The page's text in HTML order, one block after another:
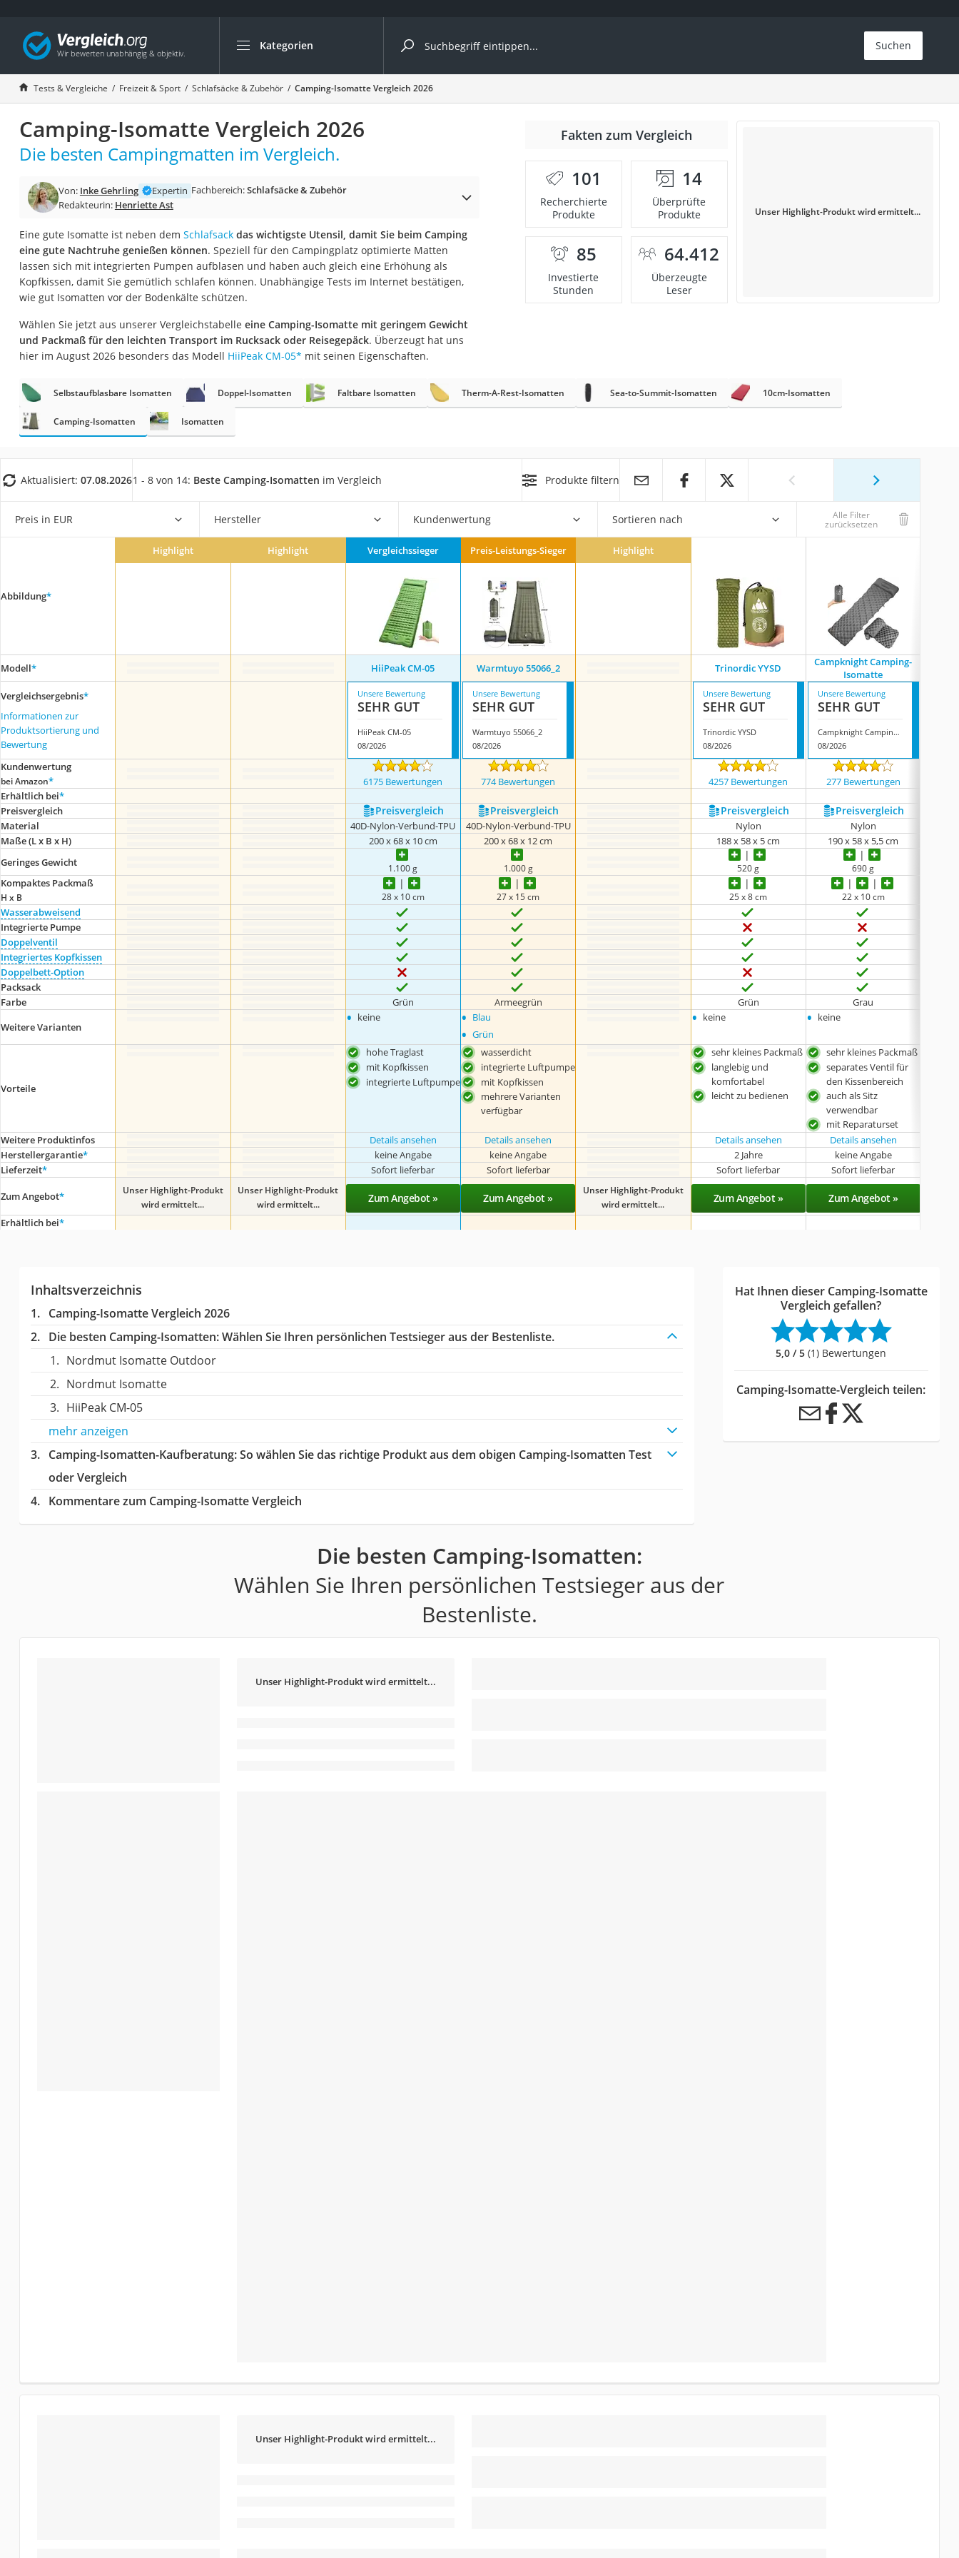
Kategorien
Die beliebtesten Vergleiche nach Kategorie
Freizeit & Sport
Gartentrampolin
Trampolin
Metalldetektor
Eufab-Fahrradträger
Trampolin 366 cm
Aluminium-Koffer
Futterboot
Air Bike
Trekkingschuhe Herren
Reisetasche mit Rollen
Koffer
Nachtsichtgerät
Vibrationsplatte
Wanderschuhe Herren
Sicherheitsweste Reiten
Suchen
Tests & Vergleiche Freizeit & Sport Schlafsäcke & Zubehör Camping-Isomatte Vergleich 2026
Camping-Isomatte Vergleich 2026
Die besten Campingmatten im Vergleich.
Von: Inke Gehrling Expertin Fachbereich:Schlafsäcke & Zubehör
Redakteurin: Henriette Ast
Eine gute Isomatte ist neben dem Schlafsack das wichtigste Utensil, damit Sie beim Camping
eine gute Nachtruhe genießen können. Speziell für den Campingplatz optimierte Matten
lassen sich mit integrierten Pumpen aufblasen und haben auch gleich eine Erhöhung als
Kopfkissen, damit Sie gemütlich schlafen können. Unabhängige Tests im Internet bestätigen,
wie gut Isomatten vor der Bodenkälte schützen.
Wählen Sie jetzt aus unserer Vergleichstabelle eine Camping-Isomatte mit geringem Gewicht
und Packmaß für den leichten Transport im Rucksack oder Reisegepäck. Überzeugt hat uns
hier im August 2026 besonders das Modell ‎HiiPeak ‎CM-05* mit seinen Eigenschaften.
Fakten zum Vergleich
101
Recherchierte
Produkte
14
Überprüfte
Produkte
85
Investierte
Stunden
64.412
Überzeugte
Leser
Unser Highlight-Produkt wird ermittelt...
Selbstaufblasbare Isomatten Doppel-Isomatten Faltbare Isomatten Therm-A-Rest-Isomatten Sea-to-Summit-Isomatten 10cm-Isomatten
Camping-Isomatten Isomatten
Aktualisiert: 07.08.20261 - 8 von 14: Beste Camping-Isomatten im Vergleich Produkte filtern
Preis in EUR Hersteller Kundenwertung Sortieren nach Alle Filter
zurücksetzen
Abbildung*
Highlight Highlight Vergleichssieger Preis-Leistungs-Sieger Highlight
Modell* ‎HiiPeak ‎CM-05 Warmtuyo 55066_2 Trinordic YYSD
Campknight Camping-
Isomatte
Vergleichsergebnis*
Informationen zur
Produktsortierung und
Bewertung
Unsere Bewertung
SEHR GUT
‎HiiPeak ‎CM-05
08/2026
Unsere Bewertung
SEHR GUT
Warmtuyo 55066_2
08/2026
Unsere Bewertung
SEHR GUT
Trinordic YYSD
08/2026
Unsere Bewertung
SEHR GUT
Campknight Camping-Isomatte
08/2026
Kundenwertung
bei Amazon* 6175 Bewertungen 774 Bewertungen 4257 Bewertungen 277 Bewertungen
Erhältlich bei*
Preis­vergleich
Preis­vergleich Preis­vergleich Preis­vergleich Preis­vergleich
Material 40D-Nylon-Verbund-TPU 40D-Nylon-Verbund-TPU Nylon Nylon
Maße (L x B x H)
200 x 68 x 10 cm 200 x 68 x 12 cm 188 x 58 x 5 cm 190 x 58 x 5,5 cm
Geringes Gewicht
1.100 g 1.000 g 520 g 690 g
Kompaktes Packmaß
H x B 28 x 10 cm 27 x 15 cm 25 x 8 cm 22 x 10 cm
Wasserabweisend
Integrierte Pumpe
Doppelventil
Integriertes Kopfkissen
Doppelbett-Option
Packsack
Farbe
Grün Armeegrün Grün
Grau
Weitere Varianten
• keine • Blau
• Grün
• keine • keine
Vorteile
hohe Traglast
mit Kopfkissen
integrierte Luftpumpe
wasserdicht
integrierte Luftpumpe
mit Kopfkissen
mehrere Varianten
verfügbar
sehr kleines Packmaß
langlebig und
komfortabel
leicht zu bedienen
sehr kleines Packmaß
separates Ventil für
den Kissenbereich
auch als Sitz
verwendbar
mit Reparaturset
Weitere Produktinfos Details ansehen Details ansehen Details ansehen Details ansehen
Herstellergarantie* keine Angabe keine Angabe 2 Jahre keine Angabe
Lieferzeit* Sofort lieferbar Sofort lieferbar Sofort lieferbar Sofort lieferbar
Zum Angebot*
Unser Highlight-Produkt
wird ermittelt...
Unser Highlight-Produkt
wird ermittelt...
Zum Angebot » Zum Angebot »
Unser Highlight-Produkt
wird ermittelt...
Zum Angebot » Zum Angebot »
Erhältlich bei*
Inhaltsverzeichnis
Camping-Isomatte Vergleich 2026
Die besten Camping-Isomatten:Wählen Sie Ihren persönlichen Testsieger aus der Bestenliste.
Nordmut Isomatte Outdoor
Nordmut Isomatte
‎HiiPeak ‎CM-05
mehr anzeigen
Camping-Isomatten-Kaufberatung: So wählen Sie das richtige Produkt aus dem obigen Camping-Isomatten Test
oder Vergleich
Kommentare zum Camping-Isomatte Vergleich
Hat Ihnen dieser Camping-Isomatte
Vergleich gefallen?
5,0 / 5 (1) Bewertungen
Camping-Isomatte-Vergleich teilen:
Die besten Camping-Isomatten:
Wählen Sie Ihren persönlichen Testsieger aus der
Bestenliste.
Unser Highlight-Produkt wird ermittelt...
Unser Highlight-Produkt wird ermittelt...